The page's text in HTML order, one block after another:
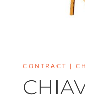
CONTRACT |